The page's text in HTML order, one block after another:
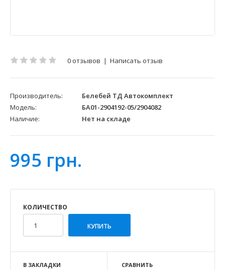
0 отзывов | Написать отзыв
Производитель:
Белебей ТД Автокомплект
Модель:
БА01-2904192-05/2904082
Наличие:
Нет на складе
995 грн.
КОЛИЧЕСТВО
В ЗАКЛАДКИ СРАВНИТЬ